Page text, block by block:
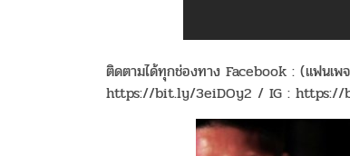
ติดตามได้ทุกช่องทาง Facebook : (แฟน
https://bit.ly/3eiDOy2 / IG :